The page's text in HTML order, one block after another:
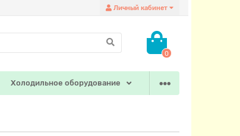
Личный кабинет
0
Холодильное оборудование